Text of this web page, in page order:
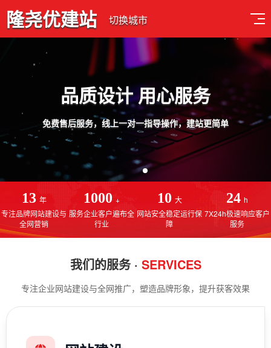
隆尧优建站 切换城市
品质设计 用心服务
免费售后服务，线上一对一指导操作，建站更简单
13 年
专注品牌网站建设与
全网营销
1000 +
服务企业客户遍布全
行业
10 大
网站安全稳定运行保
障
24 h
7X24h极速响应客户
服务
我们的服务 · SERVICES
专注企业网站建设与全网推广，塑造品牌形象，提升获客效果